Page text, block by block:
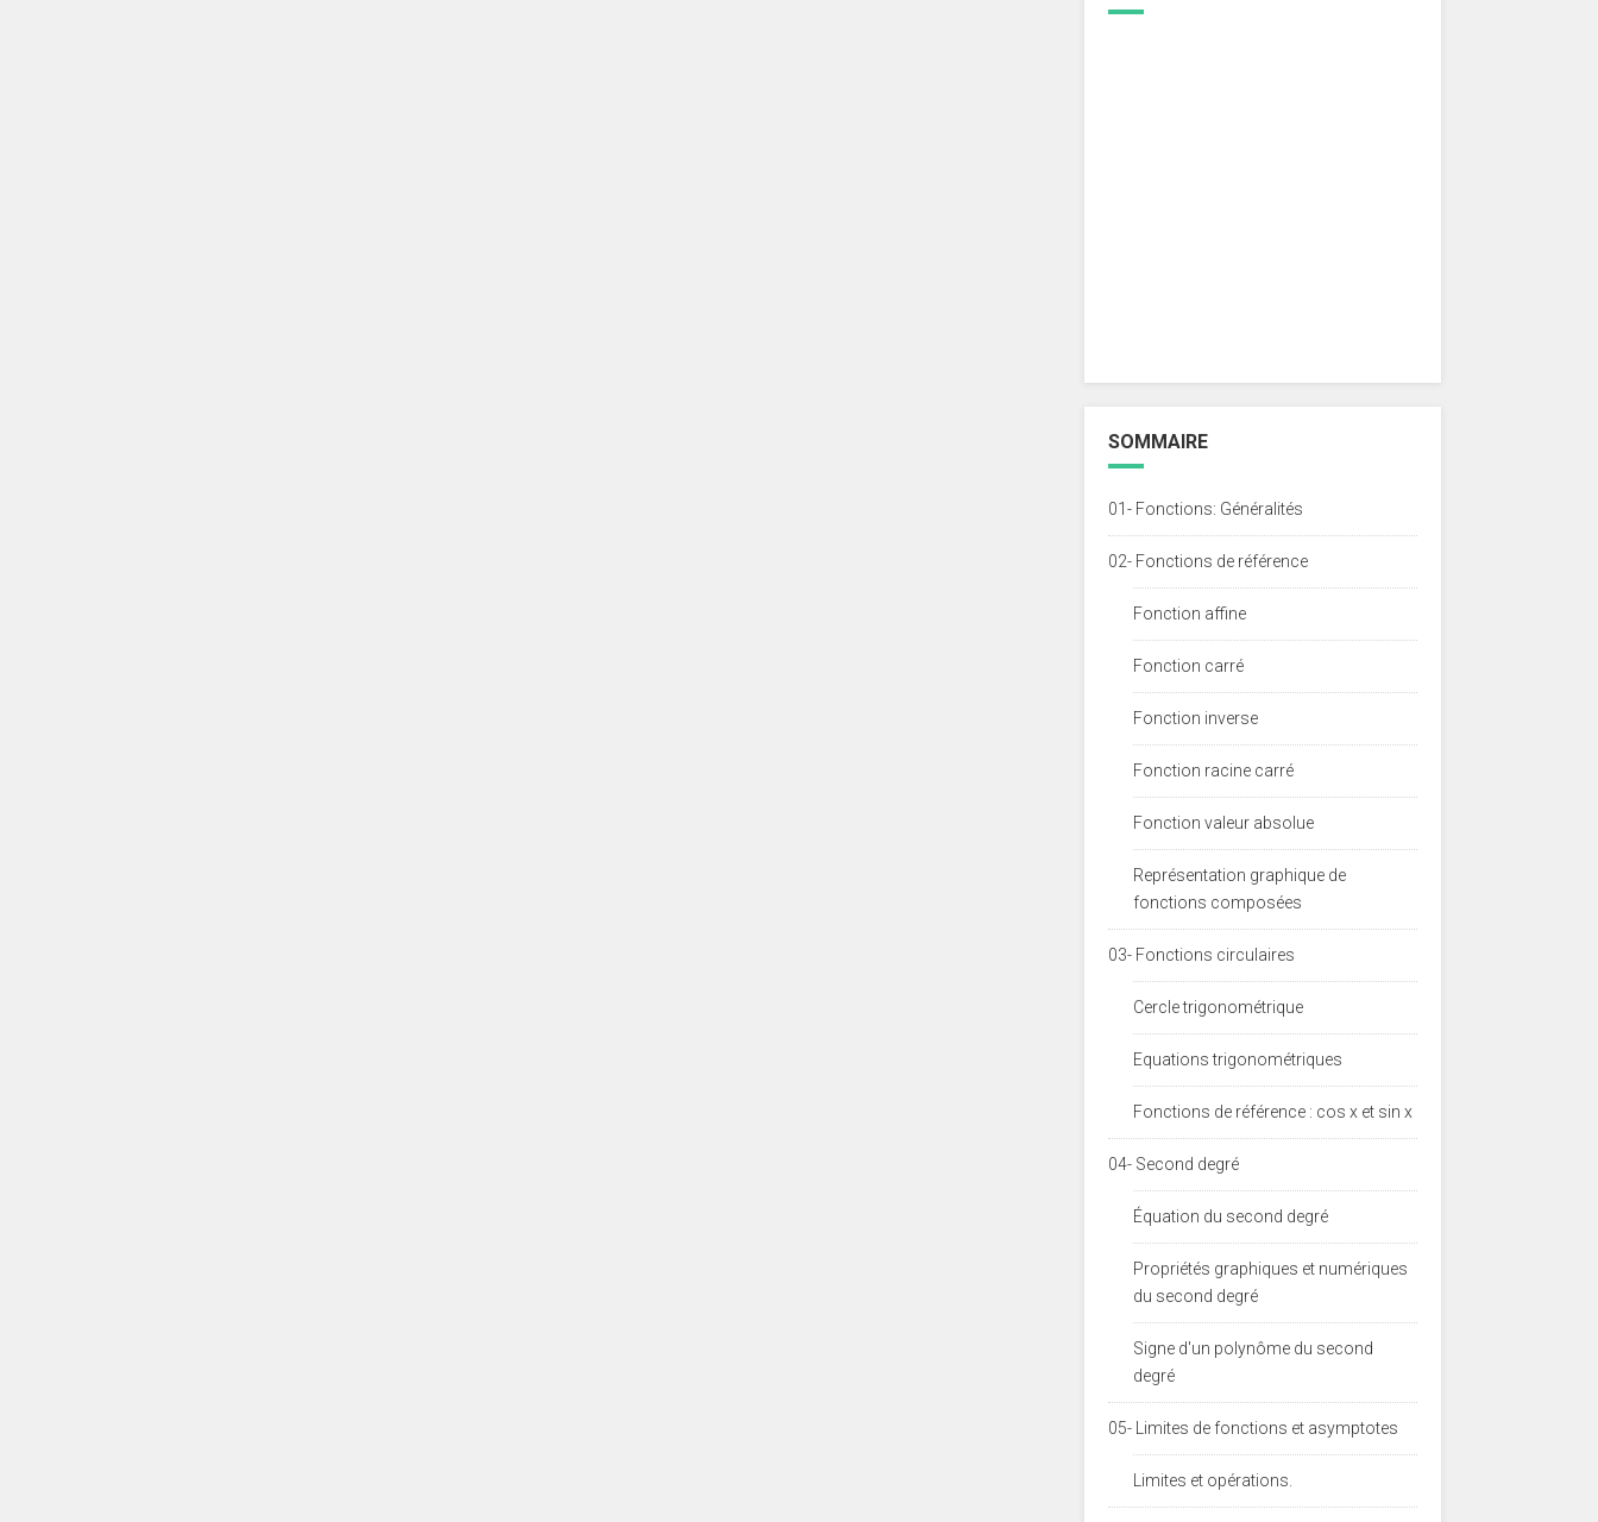
SOMMAIRE
01- Fonctions: Généralités
02- Fonctions de référence
Fonction affine
Fonction carré
Fonction inverse
Fonction racine carré
Fonction valeur absolue
Représentation graphique de
fonctions composées
03- Fonctions circulaires
Cercle trigonométrique
Equations trigonométriques
Fonctions de référence : cos x et sin x
04- Second degré
Équation du second degré
Propriétés graphiques et numériques
du second degré
Signe d'un polynôme du second
degré
05- Limites de fonctions et asymptotes
Limites et opérations.